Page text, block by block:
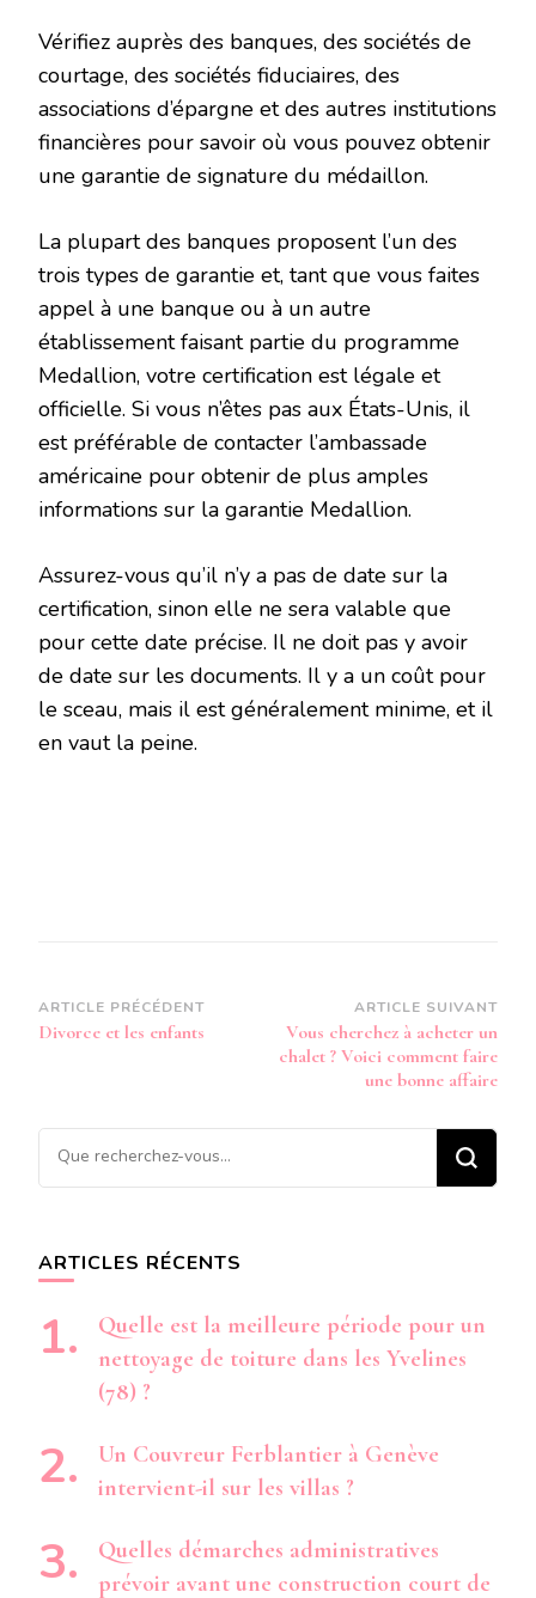
Vérifiez auprès des banques, des sociétés de
courtage, des sociétés fiduciaires, des
associations d’épargne et des autres institutions
financières pour savoir où vous pouvez obtenir
une garantie de signature du médaillon.
La plupart des banques proposent l’un des
trois types de garantie et, tant que vous faites
appel à une banque ou à un autre
établissement faisant partie du programme
Medallion, votre certification est légale et
officielle. Si vous n’êtes pas aux États-Unis, il
est préférable de contacter l’ambassade
américaine pour obtenir de plus amples
informations sur la garantie Medallion.
Assurez-vous qu’il n’y a pas de date sur la
certification, sinon elle ne sera valable que
pour cette date précise. Il ne doit pas y avoir
de date sur les documents. Il y a un coût pour
le sceau, mais il est généralement minime, et il
en vaut la peine.
Navigation
d’article
ARTICLE PRÉCÉDENT
Divorce et les enfants
ARTICLE SUIVANT
Vous cherchez à acheter un
chalet ? Voici comment faire
une bonne affaire
Vous
recherchiez
ARTICLES RÉCENTS
Quelle est la meilleure période pour un
nettoyage de toiture dans les Yvelines
(78) ?
Un Couvreur Ferblantier à Genève
intervient-il sur les villas ?
Quelles démarches administratives
prévoir avant une construction court de